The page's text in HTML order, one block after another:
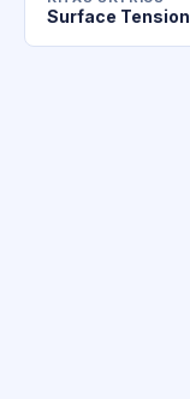
Surface Tension